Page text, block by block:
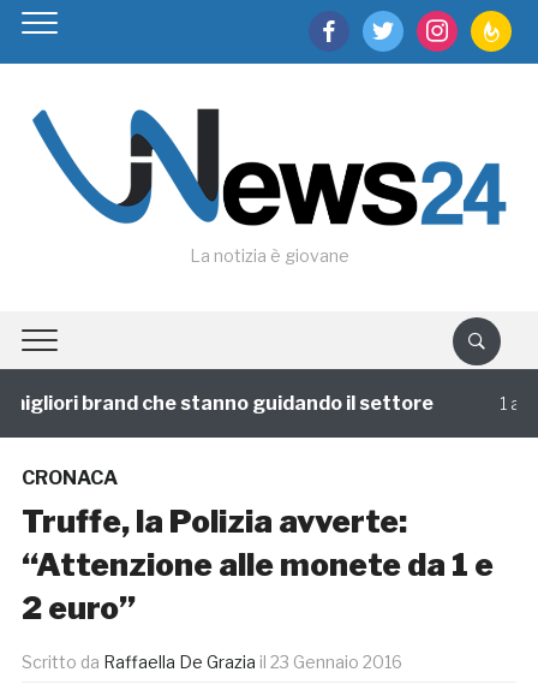
facebooktwitter instagram
La notizia è giovane
brand che stanno guidando il settore 1 annofa
CRONACA
Truffe, la Polizia avverte:
“Attenzione alle monete da 1 e
2 euro”
Scritto da Raffaella De Grazia il 23 Gennaio 2016